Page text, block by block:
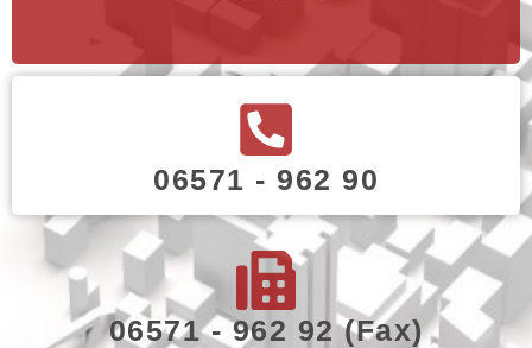
06571 - 962 90
06571 - 962 92 (Fax)